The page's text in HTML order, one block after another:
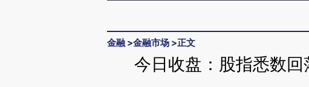
金融 >金融市场 >正文
今日收盘：股指悉数